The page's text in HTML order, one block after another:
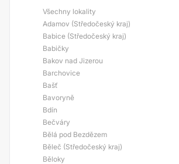
Všechny lokality
Adamov (Středočeský kraj)
Babice (Středočeský kraj)
Babičky
Bakov nad Jizerou
Barchovice
Bašť
Bavoryně
Bdín
Bečváry
Bělá pod Bezdězem
Běleč (Středočeský kraj)
Běloky